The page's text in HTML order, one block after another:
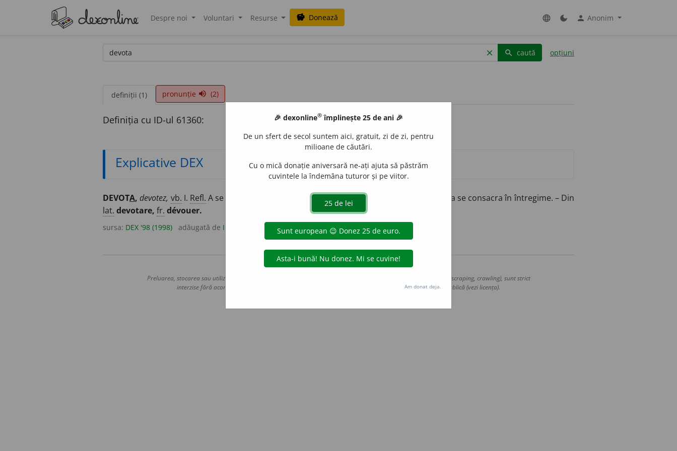
Despre noi Voluntari Resurse savings Donează language dark_mode person Anonim
clear search caută opțiuni
definiții (1) pronunție volume_up (2)
Definiția cu ID-ul 61360:
Explicative DEX
DEVOTA, devotez, vb. I. Refl. A se pune fără rezerve în serviciul cuiva sau a ceva; a se dedica, a se consacra în întregime. – Din
lat. devotare, fr. dévouer.
sursa: DEX '98 (1998) adăugată de IoanSoleriu acțiuni
Copyright © 2004-2026 dexonline (https://dexonline.ro)
Preluarea, stocarea sau utilizarea datelor de pe acest site, inclusiv prin orice metode de extragere automată (web scraping, crawling), sunt strict
interzise fără acordul nostru prealabil scris, cu excepția seturilor de date oferite oficial spre utilizare publică (vezi licența).
🎉 dexonline® împlinește 25 de ani 🎉
De un sfert de secol suntem aici, gratuit, zi de zi, pentru
milioane de căutări.
Cu o mică donație aniversară ne-ați ajuta să păstrăm
cuvintele la îndemâna tuturor și pe viitor.
Am donat deja.